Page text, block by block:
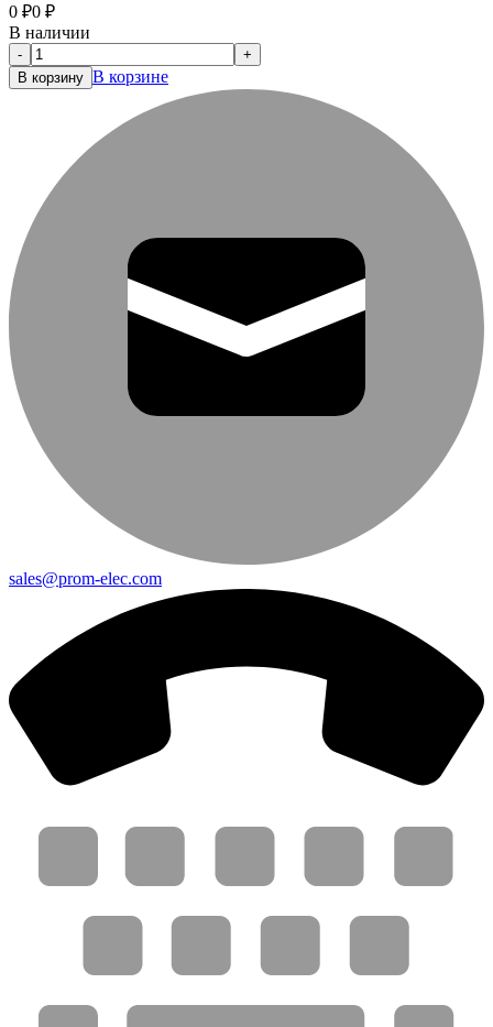
0 ₽0 ₽
В наличии
-
+
В корзину В корзине
sales@prom-elec.com